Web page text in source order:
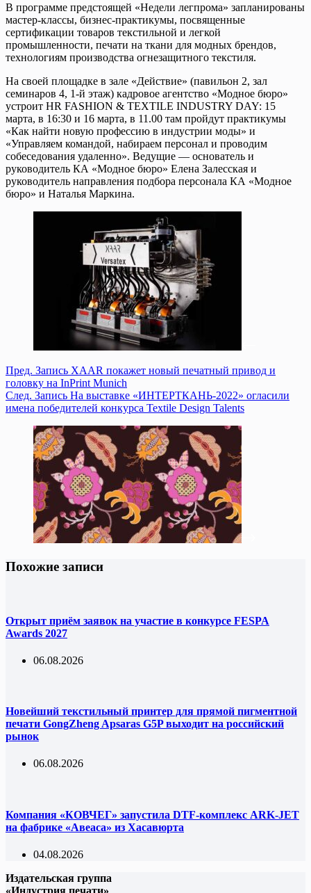
В программе предстоящей «Недели легпрома» запланированы
мастер-классы, бизнес-практикумы, посвященные
сертификации товаров текстильной и легкой
промышленности, печати на ткани для модных брендов,
технологиям производства огнезащитного текстиля.
На своей площадке в зале «Действие» (павильон 2, зал
семинаров 4, 1-й этаж) кадровое агентство «Модное бюро»
устроит HR FASHION & TEXTILE INDUSTRY DAY: 15
марта, в 16:30 и 16 марта, в 11.00 там пройдут практикумы
«Как найти новую профессию в индустрии моды» и
«Управляем командой, набираем персонал и проводим
собеседования удаленно». Ведущие — основатель и
руководитель КА «Модное бюро» Елена Залесская и
руководитель направления подбора персонала КА «Модное
бюро» и Наталья Маркина.
Пред. Запись XAAR покажет новый печатный привод и
головку на InPrint Munich
След. Запись На выставке «ИНТЕРТКАНЬ-2022» огласили
имена победителей конкурса Textile Design Talents
Похожие записи
Открыт приём заявок на участие в конкурсе FESPA
Awards 2027
06.08.2026
Новейший текстильный принтер для прямой пигментной
печати GongZheng Apsaras G5P выходит на российский
рынок
06.08.2026
Компания «КОВЧЕГ» запустила DTF-комплекс ARK-JET
на фабрике «Авеаса» из Хасавюрта
04.08.2026
Издательская группа
«Индустрия печати»